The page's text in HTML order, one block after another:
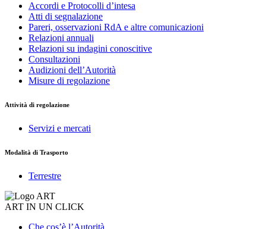
Accordi e Protocolli d’intesa
Atti di segnalazione
Pareri, osservazioni RdA e altre comunicazioni
Relazioni annuali
Relazioni su indagini conoscitive
Consultazioni
Audizioni dell’Autorità
Misure di regolazione
Attività di regolazione
Servizi e mercati
Modalità di Trasporto
Terrestre
ART IN UN CLICK